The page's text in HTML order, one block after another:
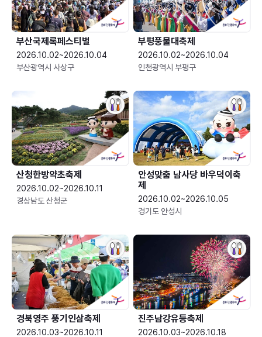
부산국제록페스티벌
2026.10.02~2026.10.04
부산광역시 사상구
부평풍물대축제
2026.10.02~2026.10.04
인천광역시 부평구
산청한방약초축제
2026.10.02~2026.10.11
경상남도 산청군
안성맞춤 남사당 바우덕이축
제
2026.10.02~2026.10.05
경기도 안성시
경북영주 풍기인삼축제
2026.10.03~2026.10.11
진주남강유등축제
2026.10.03~2026.10.18